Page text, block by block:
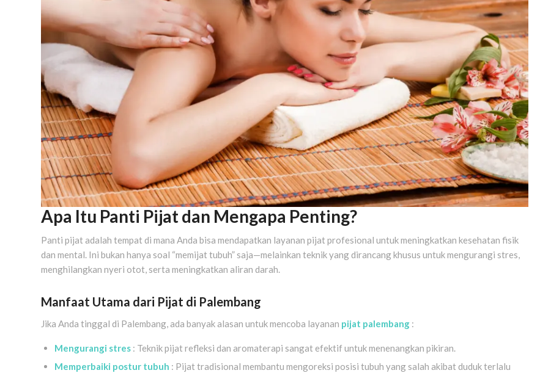
Apa Itu Panti Pijat dan Mengapa Penting?
Panti pijat adalah tempat di mana Anda bisa mendapatkan layanan pijat profesional untuk meningkatkan kesehatan fisik
dan mental. Ini bukan hanya soal “memijat tubuh” saja—melainkan teknik yang dirancang khusus untuk mengurangi stres,
menghilangkan nyeri otot, serta meningkatkan aliran darah.
Manfaat Utama dari Pijat di Palembang
Jika Anda tinggal di Palembang, ada banyak alasan untuk mencoba layanan pijat palembang :
Mengurangi stres : Teknik pijat refleksi dan aromaterapi sangat efektif untuk menenangkan pikiran.
Memperbaiki postur tubuh : Pijat tradisional membantu mengoreksi posisi tubuh yang salah akibat duduk terlalu